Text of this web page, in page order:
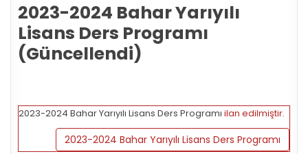
2023-2024 Bahar Yarıyılı
Lisans Ders Programı
(Güncellendi)
2023-2024 Bahar Yarıyılı Lisans Ders Programı ilan edilmiştir.
2023-2024 Bahar Yarıyılı Lisans Ders Programı